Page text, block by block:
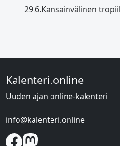
29.6.Kansainvälinen
Kalenteri.online
Uuden ajan online-kalenteri
info@kalenteri.online